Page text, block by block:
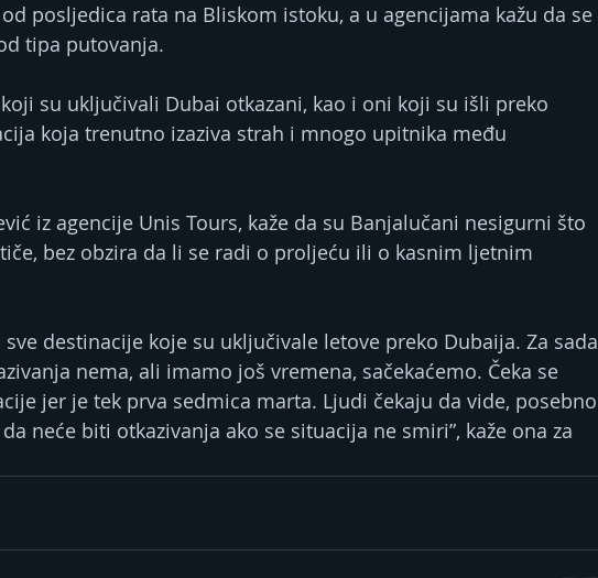
posljedica rata na Bliskom istoku, a u agencijama kažu da se
tipa putovanja.
su uključivali Dubai otkazani, kao i oni koji su išli preko
koja trenutno izaziva strah i mnogo upitnika među
iz agencije Unis Tours, kaže da su Banjalučani nesigurni što
bez obzira da li se radi o proljeću ili o kasnim ljetnim
sve destinacije koje su uključivale letove preko Dubaija. Za sada
nema, ali imamo još vremena, sačekaćemo. Čeka se
jer je tek prva sedmica marta. Ljudi čekaju da vide, posebno
neće biti otkazivanja ako se situacija ne smiri”, kaže ona za